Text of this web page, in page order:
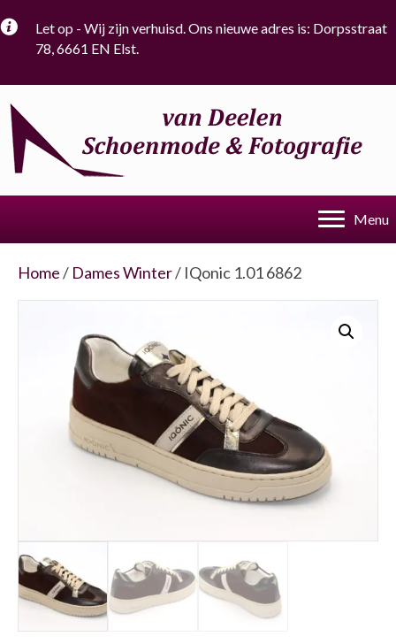
Let op - Wij zijn verhuisd. Ons nieuwe adres is: Dorpsstraat
78, 6661 EN Elst.
Menu
Home/ Dames Winter/ IQonic 1.01 6862